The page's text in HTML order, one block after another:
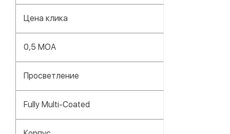
Цена клика
0,5 MOA
Просветление
Fully Multi-Coated